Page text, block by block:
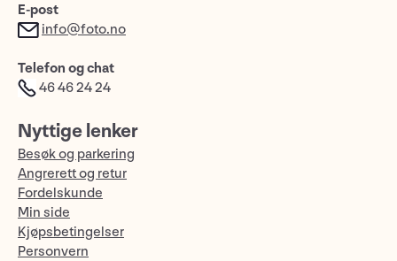
E-post
info@foto.no
Telefon og chat
46 46 24 24
Nyttige lenker
Besøk og parkering
Angrerett og retur
Fordelskunde
Min side
Kjøpsbetingelser
Personvern